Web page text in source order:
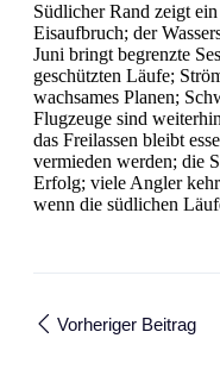
Südlicher Rand zeigt
Eisaufbruch; der
Juni bringt begrenzte
geschützten Läufe;
wachsames Planen;
Flugzeuge sind
das Freilassen bleibt
vermieden werden; die
Erfolg; viele Angler
wenn die südlichen
Vorheriger Beitrag